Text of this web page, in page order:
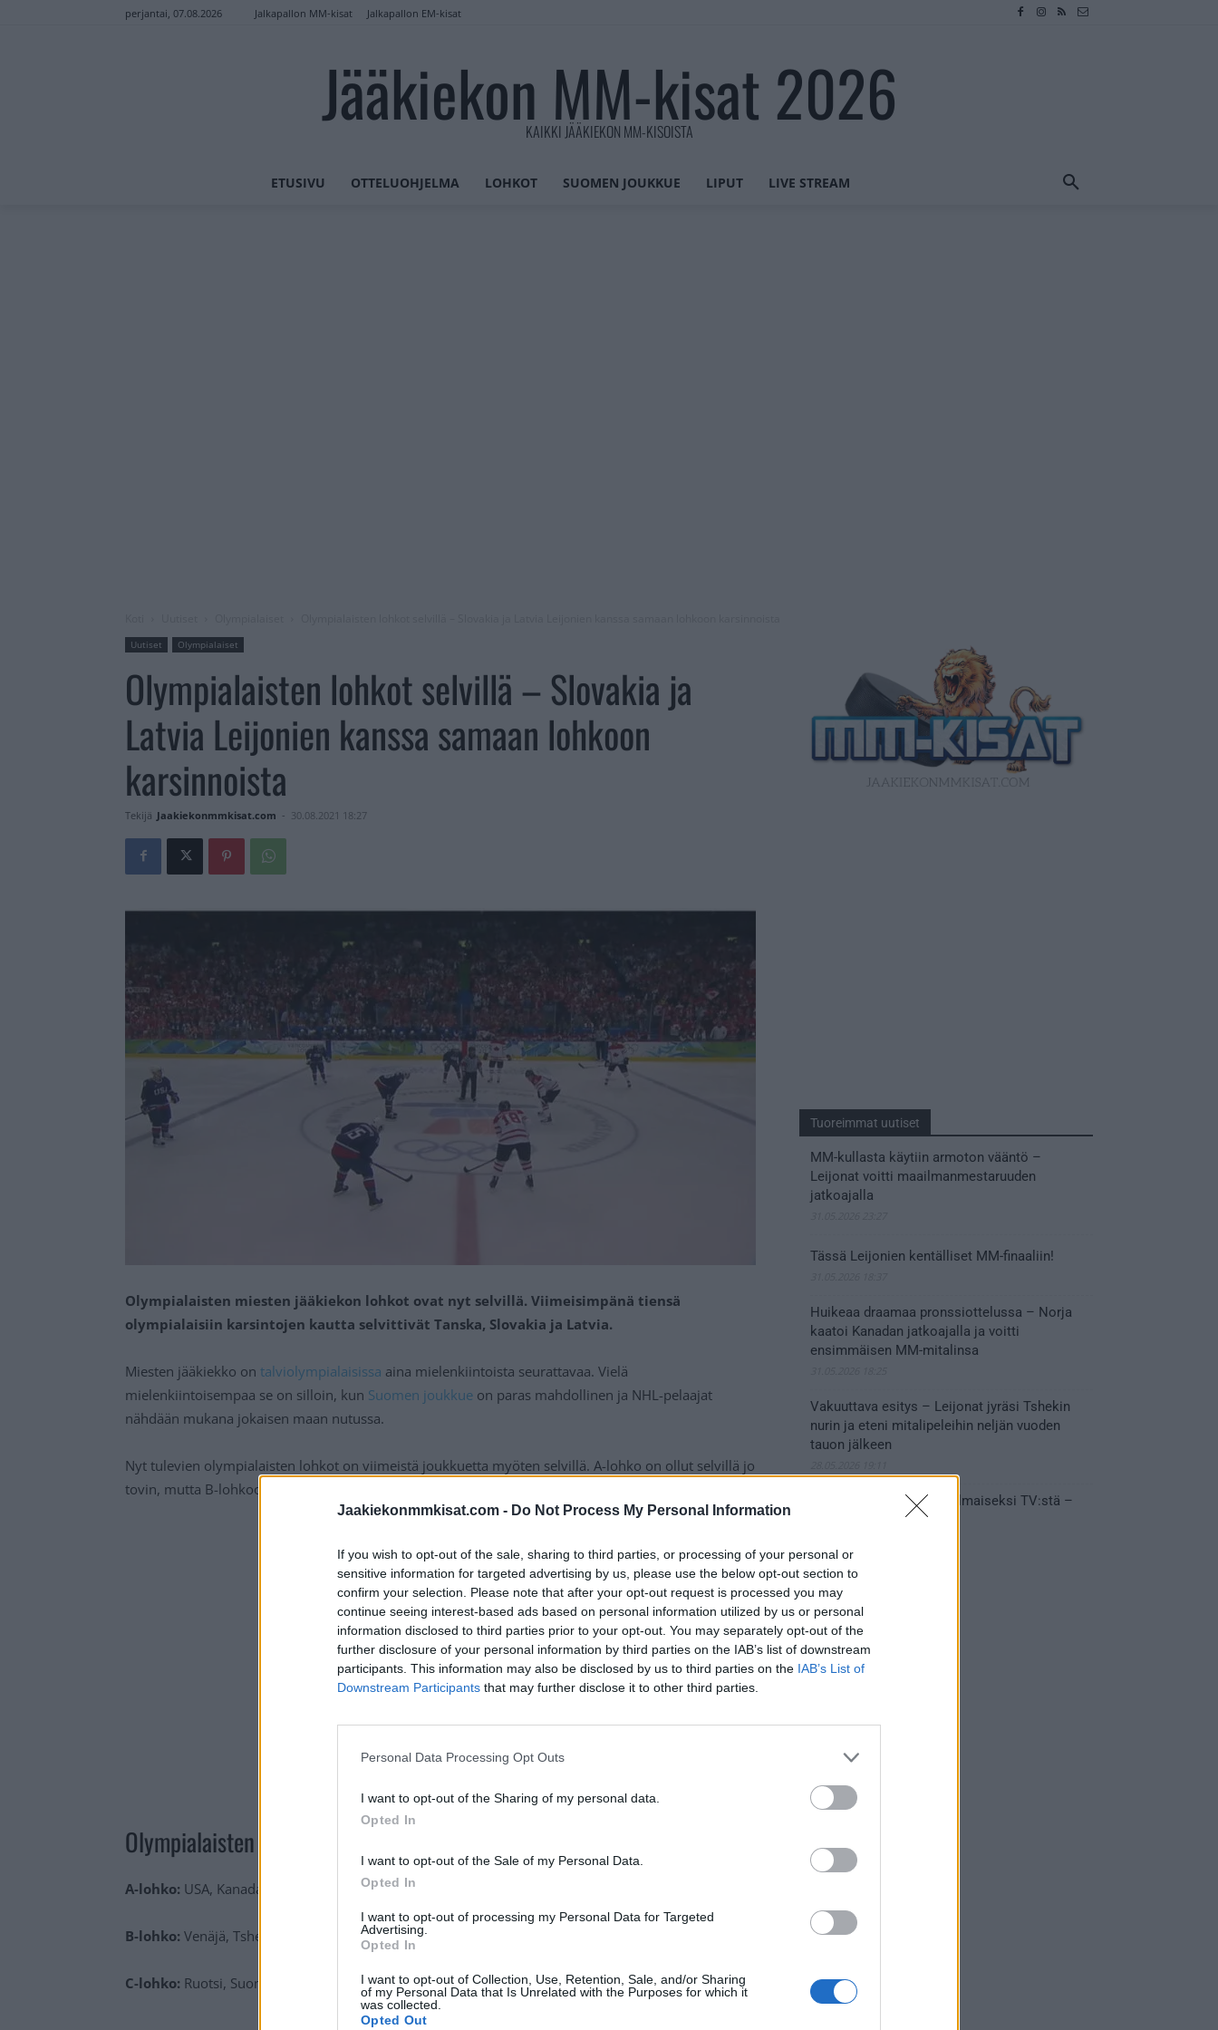
Jaakiekonmmkisat.com - Do Not Process My Personal Information
If you wish to opt-out of the sale, sharing to third parties, or processing of your personal or
sensitive information for targeted advertising by us, please use the below opt-out section to
confirm your selection. Please note that after your opt-out request is processed you may
continue seeing interest-based ads based on personal information utilized by us or personal
information disclosed to third parties prior to your opt-out. You may separately opt-out of the
further disclosure of your personal information by third parties on the IAB’s list of downstream
participants. This information may also be disclosed by us to third parties on the IAB’s List of
Downstream Participants that may further disclose it to other third parties.
Personal Data Processing Opt Outs
I want to opt-out of the Sharing of my personal data.
Opted In
I want to opt-out of the Sale of my Personal Data.
Opted In
I want to opt-out of processing my Personal Data for Targeted
Advertising.
Opted In
I want to opt-out of Collection, Use, Retention, Sale, and/or Sharing
of my Personal Data that Is Unrelated with the Purposes for which it
was collected.
Opted Out
perjantai, 07.08.2026 Jalkapallon MM-kisat Jalkapallon EM-kisat
Jääkiekon MM-kisat 2026
KAIKKI JÄÄKIEKON MM-KISOISTA
ETUSIVU OTTELUOHJELMA LOHKOT SUOMEN JOUKKUE LIPUT LIVE STREAM
Uutiset Olympialaiset
Olympialaisten lohkot selvillä – Slovakia ja
Latvia Leijonien kanssa samaan lohkoon
karsinnoista
Tekijä Jaakiekonmmkisat.com - 30.08.2021 18:27
Olympialaisten miesten jääkiekon lohkot ovat nyt selvillä. Viimeisimpänä tiensä
olympialaisiin karsintojen kautta selvittivät Tanska, Slovakia ja Latvia.
Miesten jääkiekko on talviolympialaisissa aina mielenkiintoista seurattavaa. Vielä
mielenkiintoisempaa se on silloin, kun Suomen joukkue on paras mahdollinen ja NHL-pelaajat
nähdään mukana jokaisen maan nutussa.
Nyt tulevien olympialaisten lohkot on viimeistä joukkuetta myöten selvillä. A-lohko on ollut selvillä jo
tovin, mutta B-lohkoon ja C-lohkoon viimeiset joukkueet saatiin karsintojen kautta.
Olympialaisten lohkot 2022:
A-lohko: USA, Kanada, Saksa ja Kiina
B-lohko: Venäjä, Tshekki, Sveitsi, Tanska
C-lohko: Ruotsi, Suomi, Slovakia, Latvia
Tuoreimmat uutiset
MM-kullasta käytiin armoton vääntö –
Leijonat voitti maailmanmestaruuden
jatkoajalla
Tässä Leijonien kentälliset MM-finaaliin!
Huikeaa draamaa pronssiottelussa – Norja
kaatoi Kanadan jatkoajalla ja voitti
ensimmäisen MM-mitalinsa
Vakuuttava esitys – Leijonat jyräsi Tshekin
nurin ja eteni mitalipeleihin neljän vuoden
tauon jälkeen
Suomi – Tshekki näkyy ilmaiseksi TV:stä –
näin aukeaa live stream